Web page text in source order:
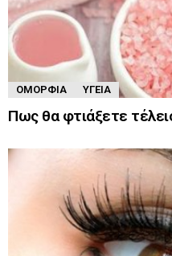
ΟΜΟΡΦΙΆ ΥΓΕΊΑ
Πως θα φτιάξετε